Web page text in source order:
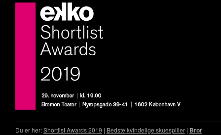
Du er her:Shortlist Awards 2019 | Bedste kvindelige skuespiller| Bror